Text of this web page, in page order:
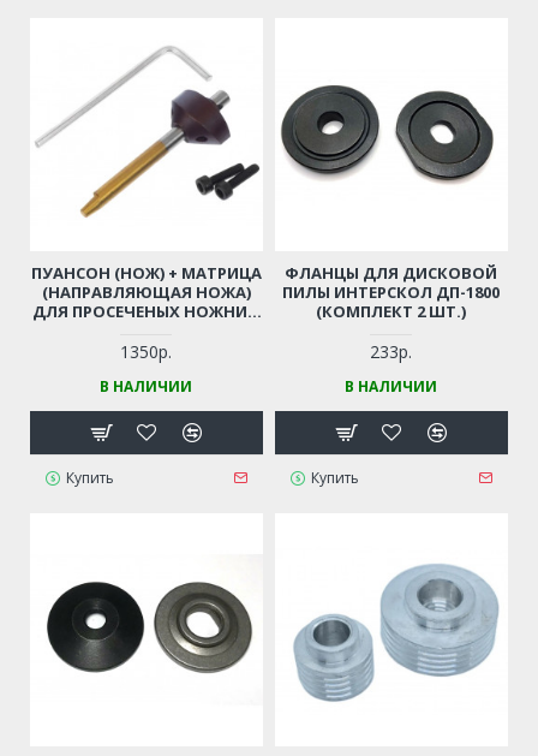
ПУАНСОН (НОЖ) + МАТРИЦА
(НАПРАВЛЯЮЩАЯ НОЖА)
ДЛЯ ПРОСЕЧЕНЫХ НОЖНИЦ
ИНТЕРСКОЛ (КОМПЛЕКТ)
1350р.
В НАЛИЧИИ
Купить
ФЛАНЦЫ ДЛЯ ДИСКОВОЙ
ПИЛЫ ИНТЕРСКОЛ ДП-1800
(КОМПЛЕКТ 2 ШТ.)
233р.
В НАЛИЧИИ
Купить